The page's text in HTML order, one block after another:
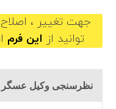
جهت تغییر ،
توانید از این فرم
نظرسنجی وکیل عسگر